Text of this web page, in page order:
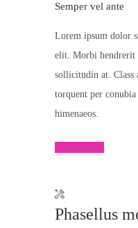
Semper vel ante
Lorem ipsum dolor
elit. Morbi
sollicitudin at. Class
torquent per
himenaeos.
Phasellus